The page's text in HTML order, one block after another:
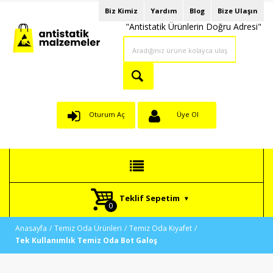
Biz Kimiz Yardım Blog Bize Ulaşın
"Antistatik Ürünlerin Doğru Adresi"
Oturum Aç Üye Ol
Teklif Sepetim
Anasayfa Temiz Oda Ürünleri
Temiz Oda Kıyafet
Tek Kullanımlık Temiz Oda Bot Galoş